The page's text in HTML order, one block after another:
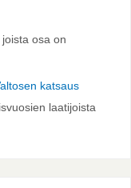
joista osa on
katsaus
laatijoista